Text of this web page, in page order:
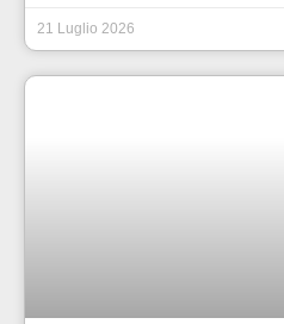
21 Luglio 2026